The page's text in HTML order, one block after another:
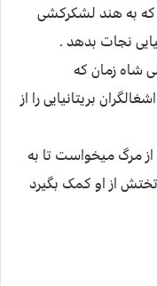
که به هند لشکرکشی
نجات بدهد .
شاه زمان که
بریتانیایی را از
از مرگ میخواست تا به
از او کمک بگیرد